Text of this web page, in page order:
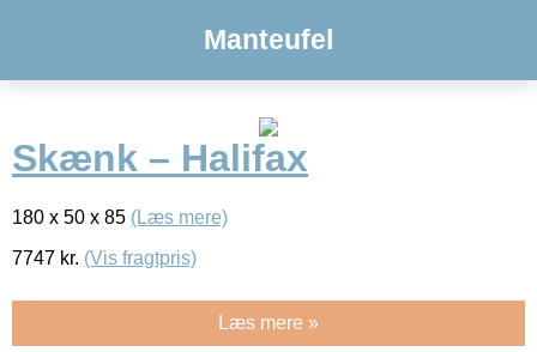
Manteufel
Skænk – Halifax
180 x 50 x 85 (Læs mere)
7747 kr. (Vis fragtpris)
Læs mere »